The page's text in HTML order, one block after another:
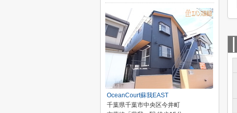
OceanCourt蘇我EAST
千葉県千葉市中央区今井町